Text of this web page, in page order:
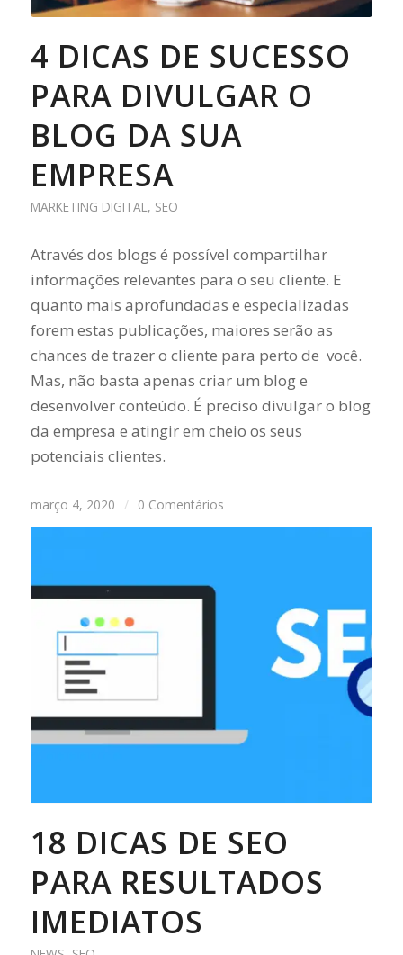
4 DICAS DE SUCESSO
PARA DIVULGAR O
BLOG DA SUA
EMPRESA
MARKETING DIGITAL, SEO
Através dos blogs é possível compartilhar
informações relevantes para o seu cliente. E
quanto mais aprofundadas e especializadas
forem estas publicações, maiores serão as
chances de trazer o cliente para perto de você.
Mas, não basta apenas criar um blog e
desenvolver conteúdo. É preciso divulgar o blog
da empresa e atingir em cheio os seus
potenciais clientes.
março 4, 2020 / 0 Comentários
18 DICAS DE SEO
PARA RESULTADOS
IMEDIATOS